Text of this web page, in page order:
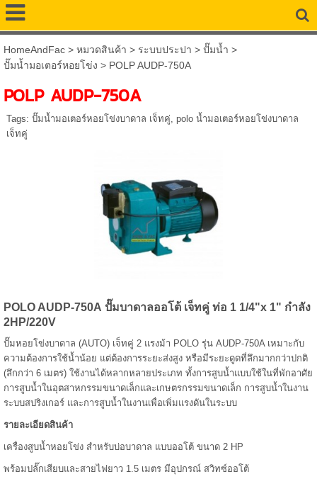
HomeAndFac> หมวดสินค้า > ระบบประปา > ปั๊มน้ำ >
ปั๊มน้ำมอเตอร์หอยโข่ง > POLP AUDP-750A
POLP AUDP-750A
Tags: ปั๊มน้ำมอเตอร์หอยโข่งบาดาล เจ็ทคู่, polo น้ำมอเตอร์หอยโข่งบาดาล
เจ็ทคู่
POLO AUDP-750A ปั๊มบาดาลออโต้ เจ็ทคู่ ท่อ 1 1/4"x 1" กำลัง
2HP/220V
ปั๊มหอยโข่งบาดาล (AUTO) เจ็ทคู่ 2 แรงม้า POLO รุ่น AUDP-750A เหมาะกับ
ความต้องการใช้น้ำน้อย แต่ต้องการระยะส่งสูง หรือมีระยะดูดที่ลึกมากกว่าปกติ
(ลึกกว่า 6 เมตร) ใช้งานได้หลากหลายประเภท ทั้งการสูบน้ำแบบใช้ในที่พักอาศัย
การสูบน้ำในอุตสาหกรรมขนาดเล็กและเกษตรกรรมขนาดเล็ก การสูบน้ำในงาน
ระบบสปริงเกอร์ และการสูบน้ำในงานเพื่อเพิ่มแรงดันในระบบ
รายละเอียดสินค้า
เครื่องสูบน้ำหอยโข่ง สำหรับบ่อบาดาล แบบออโต้ ขนาด 2 HP
พร้อมปลั๊กเสียบและสายไฟยาว 1.5 เมตร มีอุปกรณ์ สวิทซ์ออโต้